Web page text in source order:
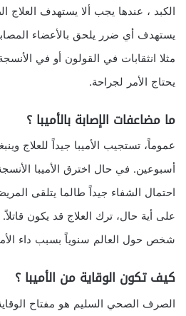
الكبد ، عندها يجب ألا يستهدف
يستهدف أي ضرر يلحق بالأعضاء
مثلا انثقابات في القولون أو في
يحتاج الأمر لجراحة.
ما مضاعفات الإصابة بالأميبا ؟
عموماً، تستجيب الأميبا جيداً للعلاج
أسبوعين. في حال اخترق الأميبا
احتمال الشفاء جيداً طالما يتلقى
شخص حول العالم سنوياً بسبب داء
كيف تكون الوقاية من الأميبا ؟
الصرف الصحي السليم هو مفتاح الوقاية